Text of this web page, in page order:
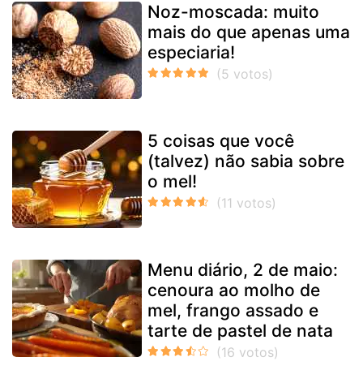
Noz-moscada: muito
mais do que apenas uma
especiaria!
5 coisas que você
(talvez) não sabia sobre
o mel!
Menu diário, 2 de maio:
cenoura ao molho de
mel, frango assado e
tarte de pastel de nata